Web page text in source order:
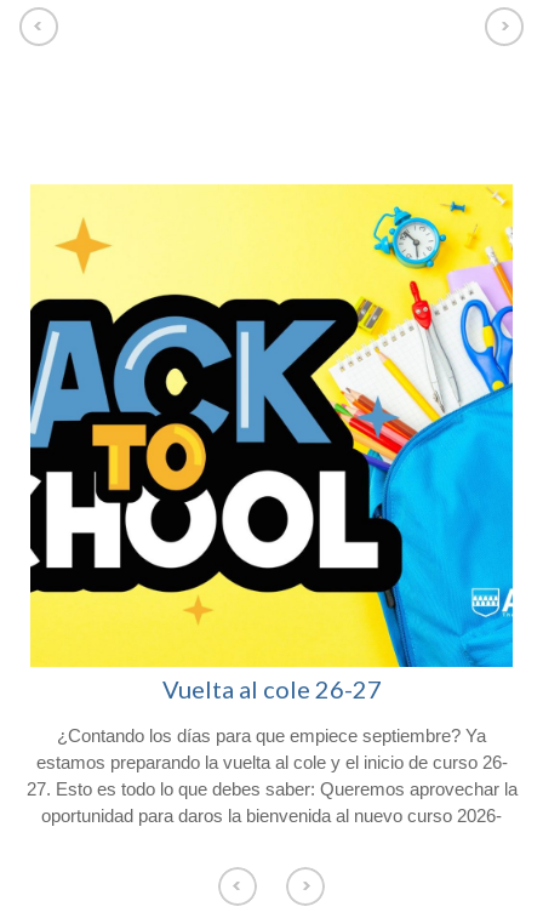
Vuelta al cole 26-27
¿Contando los días para que empiece septiembre? Ya
estamos preparando la vuelta al cole y el inicio de curso 26-
27. Esto es todo lo que debes saber: Queremos aprovechar la
oportunidad para daros la bienvenida al nuevo curso 2026-
Afuera. Con vistas al inicio del próximo curso, os hacemos
llegar la siguiente información. Consulta el calendario escolar